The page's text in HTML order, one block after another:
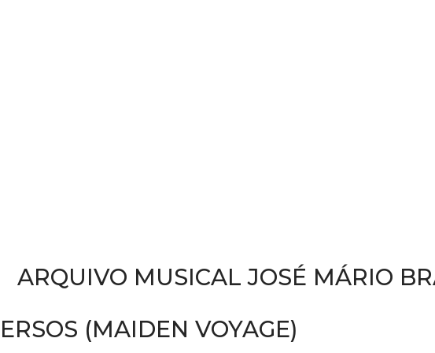
ARQUIVO MUSICAL JOSÉ MÁRIO
(MAIDEN VOYAGE)